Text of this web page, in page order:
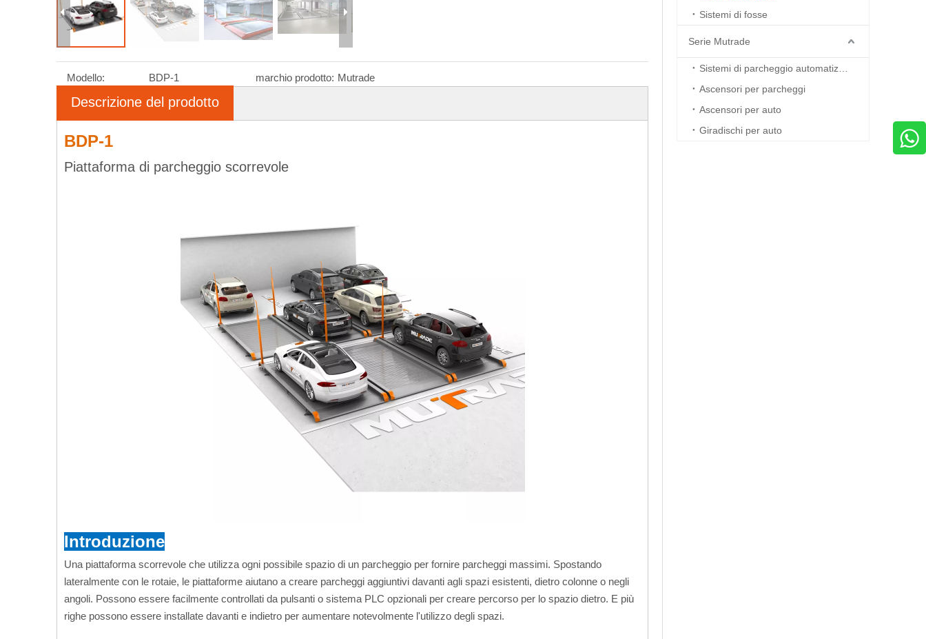
Modello: BDP-1 marchio prodotto: Mutrade
Descrizione del prodotto
BDP-1
Piattaforma di parcheggio scorrevole
Introduzione
Una piattaforma scorrevole che utilizza ogni possibile spazio di un parcheggio per fornire parcheggi massimi. Spostando
lateralmente con le rotaie, le piattaforme aiutano a creare parcheggi aggiuntivi davanti agli spazi esistenti, dietro colonne o negli
angoli. Possono essere facilmente controllati da pulsanti o sistema PLC opzionali per creare percorso per lo spazio dietro. E più
righe possono essere installate davanti e indietro per aumentare notevolmente l'utilizzo degli spazi.
Sistemi di fosse
Serie Mutrade
Ascensori per parcheggi
Ascensori per auto
Giradischi per auto